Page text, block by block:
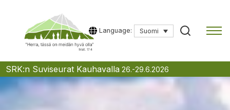
Skip
to
content
Language: Suomi
SRK:n Suviseurat Kauhavalla 26.-29.6.2026